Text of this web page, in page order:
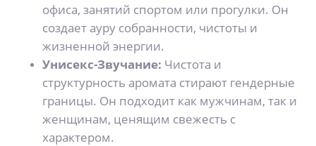
офиса, занятий спортом или прогулки. Он
создает ауру собранности, чистоты и
жизненной энергии.
Унисекс-Звучание: Чистота и
структурность аромата стирают гендерные
границы. Он подходит как мужчинам, так и
женщинам, ценящим свежесть с
характером.